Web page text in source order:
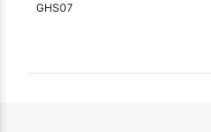
GHS07